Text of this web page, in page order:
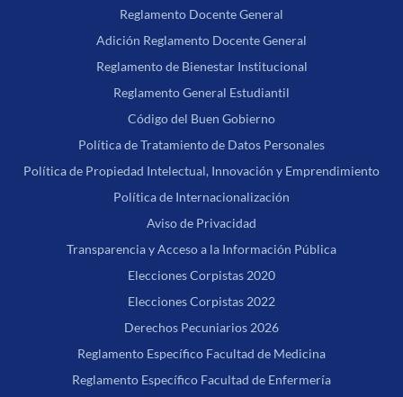
Reglamento Docente General
Adición Reglamento Docente General
Reglamento de Bienestar Institucional
Reglamento General Estudiantil
Código del Buen Gobierno
Política de Tratamiento de Datos Personales
Política de Propiedad Intelectual, Innovación y Emprendimiento
Política de Internacionalización
Aviso de Privacidad
Transparencia y Acceso a la Información Pública
Elecciones Corpistas 2020
Elecciones Corpistas 2022
Derechos Pecuniarios 2026
Reglamento Específico Facultad de Medicina
Reglamento Específico Facultad de Enfermería